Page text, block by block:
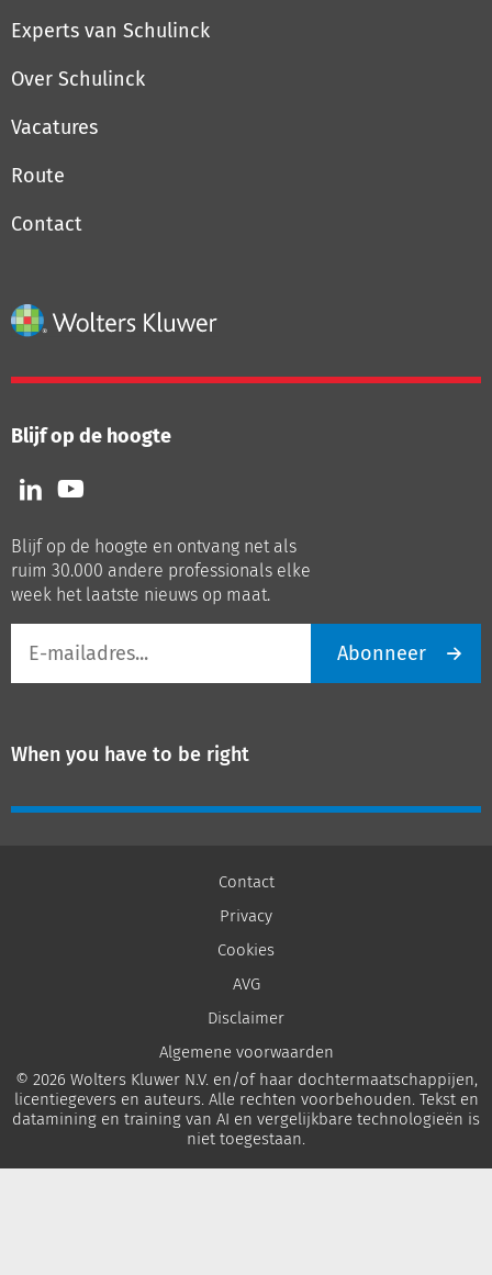
Experts van Schulinck
Over Schulinck
Vacatures
Route
Contact
Blijf op de hoogte
Volg
ons
LinkedIn
Volg
ons
Youtube
Blijf op de hoogte en ontvang net als
ruim 30.000 andere professionals elke
week het laatste nieuws op maat.
mailadres
Abonneer
When you have to be right
Contact
Privacy
Cookies
AVG
Disclaimer
Algemene voorwaarden
© 2026 Wolters Kluwer N.V. en/of haar dochtermaatschappijen,
licentiegevers en auteurs. Alle rechten voorbehouden. Tekst en
datamining en training van AI en vergelijkbare technologieën is
niet toegestaan.